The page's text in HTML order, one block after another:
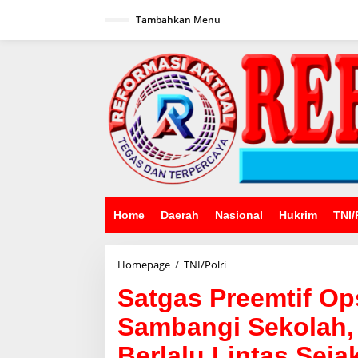
Tambahkan Menu
Home Daerah Nasional Hukrim TNI/
Homepage / TNI/PolriSatgas
Ops
Zebra
2025
Polres
Sinjai
Satgas Preemtif
Sambangi